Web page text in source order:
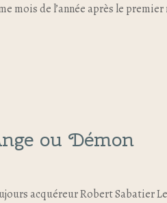
mois de l’année après le
ou Démon
acquéreur Robert Sabatier